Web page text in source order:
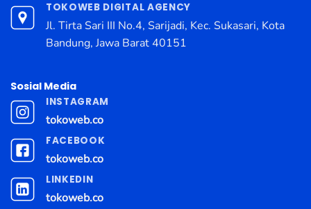
TOKOWEB DIGITAL AGENCY
Jl. Tirta Sari III No.4, Sarijadi, Kec. Sukasari, Kota
Bandung, Jawa Barat 40151
Sosial Media
INSTAGRAM
tokoweb.co
FACEBOOK
tokoweb.co
LINKEDIN
tokoweb.co